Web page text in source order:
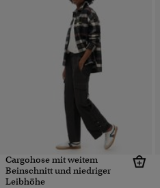
Cargohose mit weitem
Beinschnitt und niedriger
Leibhöhe